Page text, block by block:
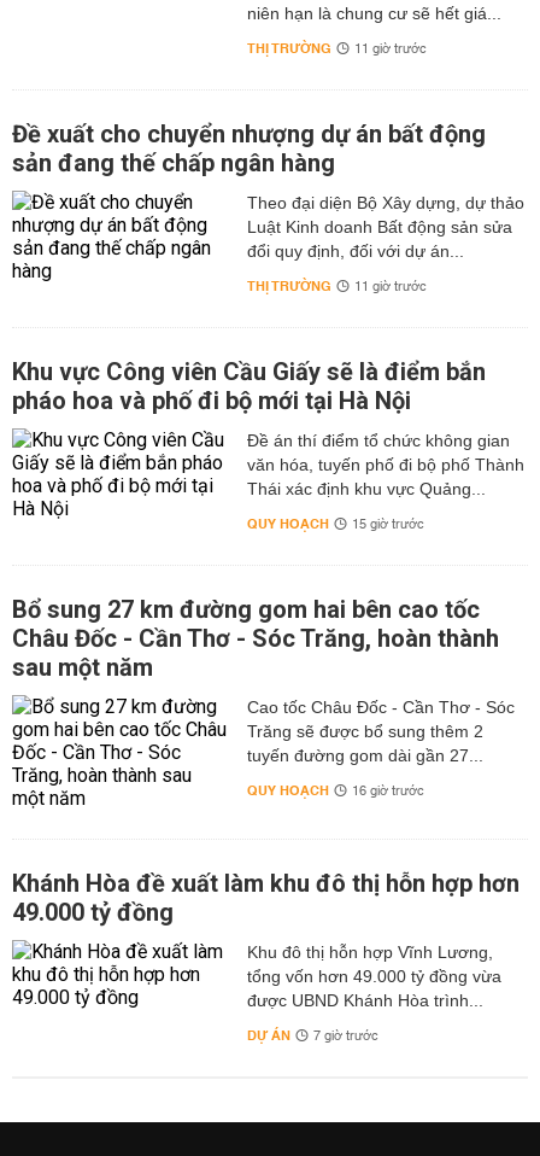
niên hạn là chung cư sẽ hết giá...
THỊ TRƯỜNG 11 giờ trước
Đề xuất cho chuyển nhượng dự án bất động
sản đang thế chấp ngân hàng
Theo đại diện Bộ Xây dựng, dự thảo
Luật Kinh doanh Bất động sản sửa
đổi quy định, đối với dự án...
THỊ TRƯỜNG 11 giờ trước
Khu vực Công viên Cầu Giấy sẽ là điểm bắn
pháo hoa và phố đi bộ mới tại Hà Nội
Đề án thí điểm tổ chức không gian
văn hóa, tuyến phố đi bộ phố Thành
Thái xác định khu vực Quảng...
QUY HOẠCH 15 giờ trước
Bổ sung 27 km đường gom hai bên cao tốc
Châu Đốc - Cần Thơ - Sóc Trăng, hoàn thành
sau một năm
Cao tốc Châu Đốc - Cần Thơ - Sóc
Trăng sẽ được bổ sung thêm 2
tuyến đường gom dài gần 27...
QUY HOẠCH 16 giờ trước
Khánh Hòa đề xuất làm khu đô thị hỗn hợp hơn
49.000 tỷ đồng
Khu đô thị hỗn hợp Vĩnh Lương,
tổng vốn hơn 49.000 tỷ đồng vừa
được UBND Khánh Hòa trình...
DỰ ÁN 7 giờ trước